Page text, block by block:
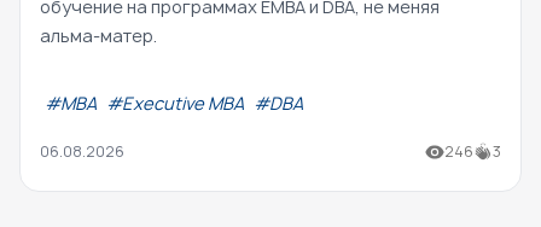
обучение на программах EMBA и DBA, не меняя
альма-матер.
#МВА #Executive MBA #DBA
06.08.2026 246 3